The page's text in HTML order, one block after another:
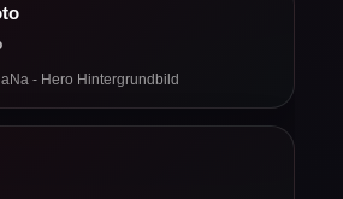
- Hero Hintergrundbild